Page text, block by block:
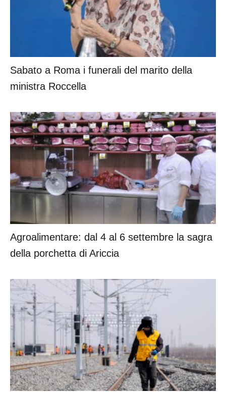
Sabato a Roma i funerali del marito della
ministra Roccella
Agroalimentare: dal 4 al 6 settembre la sagra
della porchetta di Ariccia